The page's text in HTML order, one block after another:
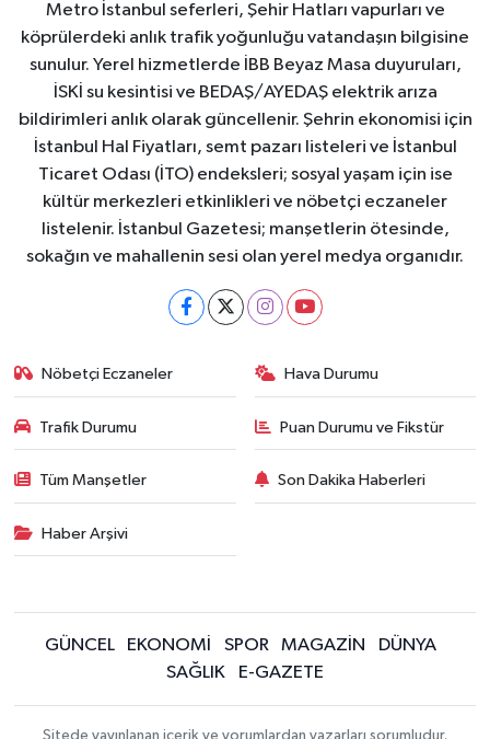
Metro İstanbul seferleri, Şehir Hatları vapurları ve
köprülerdeki anlık trafik yoğunluğu vatandaşın bilgisine
sunulur. Yerel hizmetlerde İBB Beyaz Masa duyuruları,
İSKİ su kesintisi ve BEDAŞ/AYEDAŞ elektrik arıza
bildirimleri anlık olarak güncellenir. Şehrin ekonomisi için
İstanbul Hal Fiyatları, semt pazarı listeleri ve İstanbul
Ticaret Odası (İTO) endeksleri; sosyal yaşam için ise
kültür merkezleri etkinlikleri ve nöbetçi eczaneler
listelenir. İstanbul Gazetesi; manşetlerin ötesinde,
sokağın ve mahallenin sesi olan yerel medya organıdır.
Nöbetçi Eczaneler Hava Durumu
Trafik Durumu Puan Durumu ve Fikstür
Tüm Manşetler Son Dakika Haberleri
Haber Arşivi
GÜNCEL EKONOMİ SPOR MAGAZİN
DÜNYA
SAĞLIK
E-GAZETE
Sitede yayınlanan içerik ve yorumlardan yazarları sorumludur.